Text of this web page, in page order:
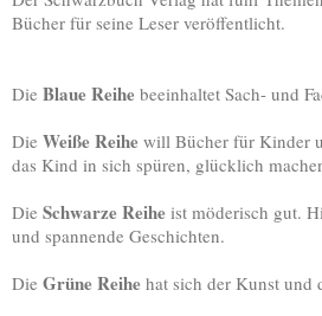
Bücher für seine Leser veröffentlicht.
Die Blaue Reihe beeinhaltet Sach- und
Die Weiße Reihe will Bücher für Kinder
das Kind in sich spüren, glücklich
Die Schwarze Reihe ist möderisch gut.
und spannende Geschichten.
Die Grüne Reihe hat sich der Kunst und